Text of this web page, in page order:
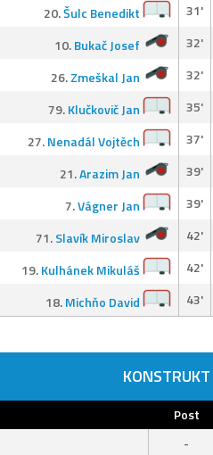
20.Šulc Benedikt
31'
10.Bukač Josef
32'
26.Zmeškal Jan
32'
79.Klučkovič Jan
35'
27.Nenadál Vojtěch
37'
21.Arazim Jan
39'
7.Vágner Jan
39'
71.Slavík Miroslav
42'
19.Kulhánek Mikuláš
42'
18.Michňo David 43'
Post
-